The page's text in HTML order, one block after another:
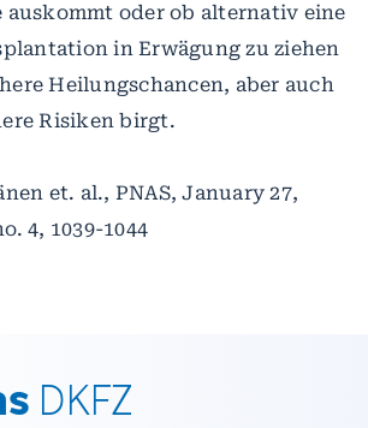
auskommt oder ob alternativ eine
in Erwägung zu ziehen
Heilungschancen, aber auch
Risiken birgt.
et. al., PNAS, January 27,
4, 1039-1044
DKFZ